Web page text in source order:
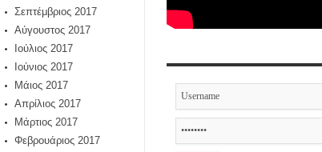
Σεπτέμβριος 2017
Αύγουστος 2017
Ιούλιος 2017
Ιούνιος 2017
Μάιος 2017
Απρίλιος 2017
Μάρτιος 2017
Φεβρουάριος 2017